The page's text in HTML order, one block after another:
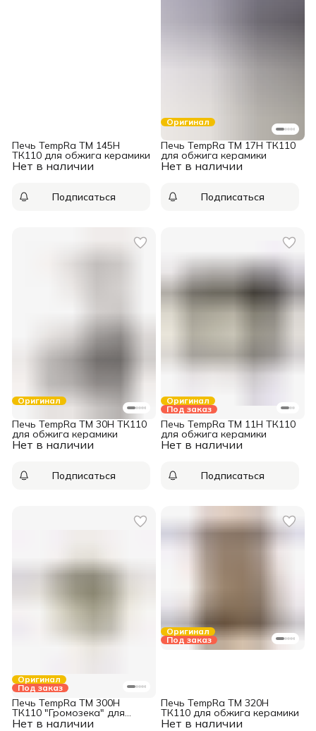
Нет в наличии
Печь TempRa TM 145H
ТК110 для обжига керамики
Подписаться
Оригинал
Нет в наличии
Печь TempRa TM 17H ТК110
для обжига керамики
Подписаться
Оригинал
Нет в наличии
Печь TempRa TM 30H ТК110
для обжига керамики
Подписаться
Оригинал
Под заказ
Нет в наличии
Печь TempRa TM 11H ТК110
для обжига керамики
Подписаться
Оригинал
Под заказ
Нет в наличии
Печь TempRa ТМ 300Н
ТК110 "Громозека" для
обжига керамики
Оригинал
Под заказ
Нет в наличии
Печь TempRa ТМ 320Н
ТК110 для обжига керамики